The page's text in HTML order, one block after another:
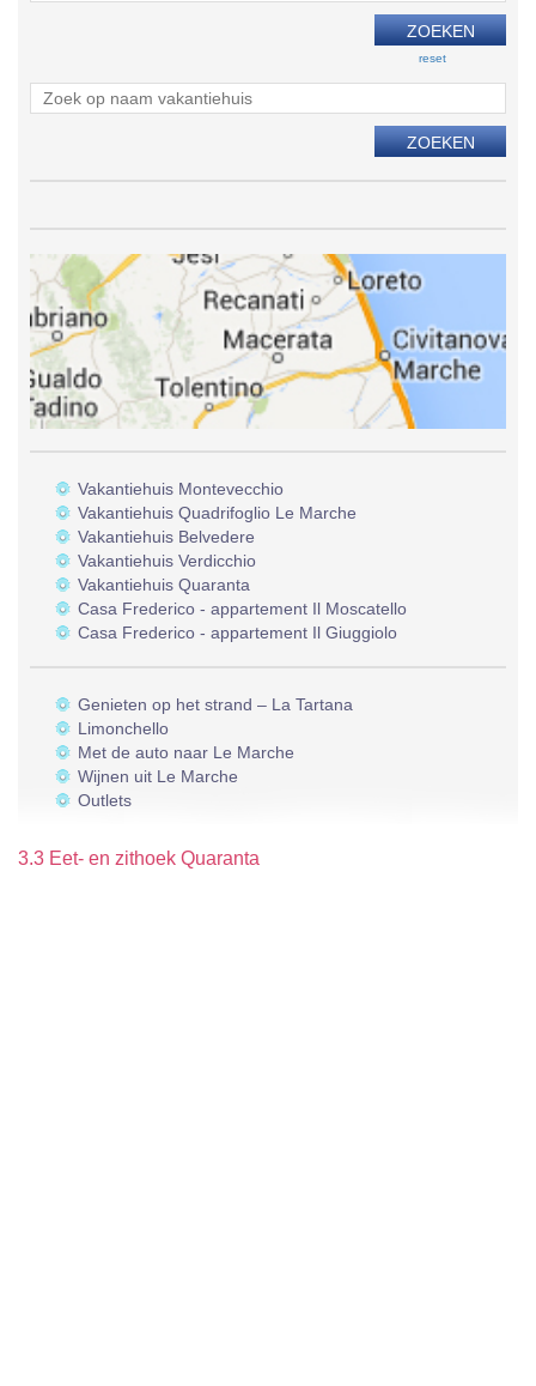
reset
Vakantiehuis Montevecchio
Vakantiehuis Quadrifoglio Le Marche
Vakantiehuis Belvedere
Vakantiehuis Verdicchio
Vakantiehuis Quaranta
Casa Frederico - appartement Il Moscatello
Casa Frederico - appartement Il Giuggiolo
Genieten op het strand – La Tartana
Limonchello
Met de auto naar Le Marche
Wijnen uit Le Marche
Outlets
3.3 Eet- en zithoek Quaranta